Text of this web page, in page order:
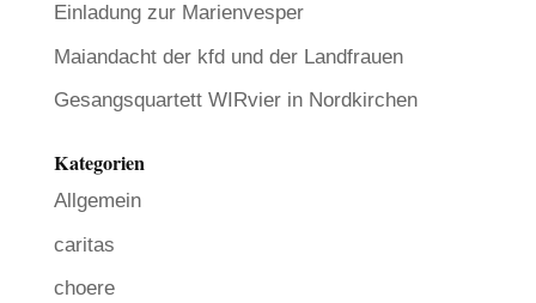
Einladung zur Marienvesper
Maiandacht der kfd und der Landfrauen
Gesangsquartett WIRvier in Nordkirchen
Kategorien
Allgemein
caritas
choere